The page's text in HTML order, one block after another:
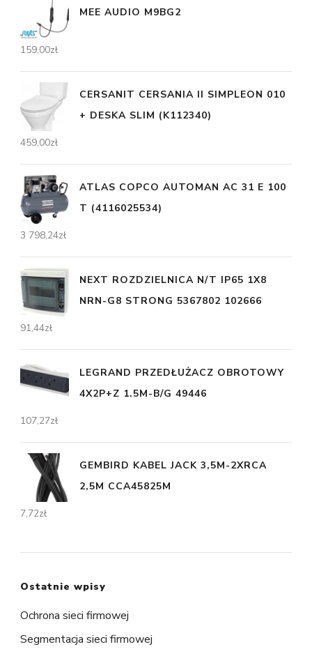
MEE AUDIO M9BG2
159,00zł
CERSANIT CERSANIA II SIMPLEON 010
+ DESKA SLIM (K112340)
459,00zł
ATLAS COPCO AUTOMAN AC 31 E 100
T (4116025534)
3 798,24zł
NEXT ROZDZIELNICA N/T IP65 1X8
NRN-G8 STRONG 5367802 102666
91,44zł
LEGRAND PRZEDŁUŻACZ OBROTOWY
4X2P+Z 1.5M-B/G 49446
107,27zł
GEMBIRD KABEL JACK 3,5M-2XRCA
2,5M CCA45825M
7,72zł
Ostatnie wpisy
Ochrona sieci firmowej
Segmentacja sieci firmowej